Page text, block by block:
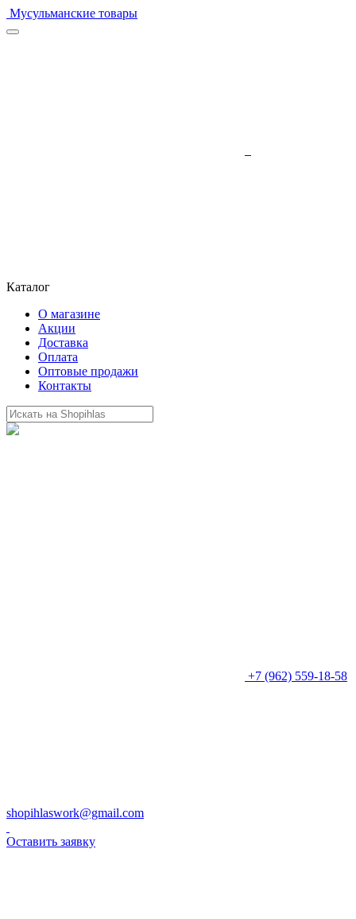
Мусульманские товары
Каталог
О магазине
Акции
Доставка
Оплата
Оптовые продажи
Контакты
+7 (962) 559-18-58
shopihlaswork@gmail.com
Оставить заявку